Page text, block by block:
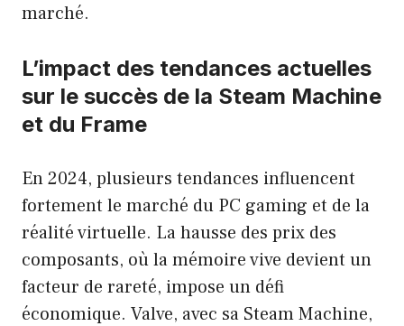
marché.
L’impact des tendances actuelles
sur le succès de la Steam Machine
et du Frame
En 2024, plusieurs tendances influencent
fortement le marché du PC gaming et de la
réalité virtuelle. La hausse des prix des
composants, où la mémoire vive devient un
facteur de rareté, impose un défi
économique. Valve, avec sa Steam Machine,